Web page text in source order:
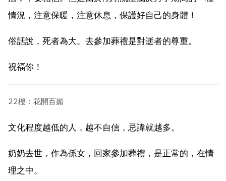
情況，注意保暖，注意休息，保護好自己的身體！
俗話說，死者為大。去參加葬禮是對逝者的尊重。
祝福你！
22樓：花開百媚
文化程度越低的人，越不自信，忌諱就越多。
奶奶去世，作為孫女，回家參加葬禮，是正常的，在情
理之中。